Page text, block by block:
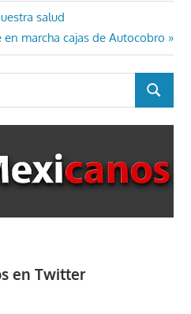
salud
marcha cajas de Autocobro
BUSCAR
en Twitter